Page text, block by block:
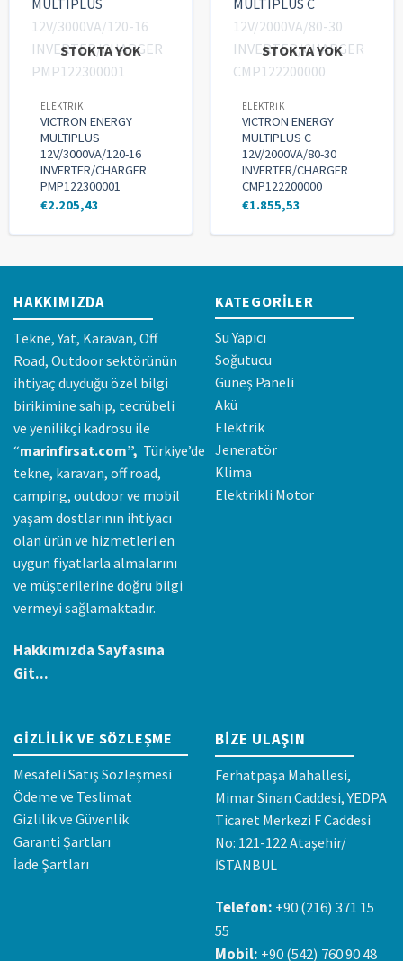
STOKTA YOK
ELEKTRIK
VICTRON ENERGY
MULTIPLUS
12V/3000VA/120-16
INVERTER/CHARGER
PMP122300001
€2.205,43
STOKTA YOK
ELEKTRIK
VICTRON ENERGY
MULTIPLUS C
12V/2000VA/80-30
INVERTER/CHARGER
CMP122200000
€1.855,53
HAKKIMIZDA
Tekne, Yat, Karavan, Off
Road, Outdoor sektörünün
ihtiyaç duyduğu özel bilgi
birikimine sahip, tecrübeli
ve yenilikçi kadrosu ile
“marinfirsat.com”, Türkiye’de
tekne, karavan, off road,
camping, outdoor ve mobil
yaşam dostlarının ihtiyacı
olan ürün ve hizmetleri en
uygun fiyatlarla almalarını
ve müşterilerine doğru bilgi
vermeyi sağlamaktadır.
Hakkımızda Sayfasına
Git...
KATEGORILER
Su Yapıcı
Soğutucu
Güneş Paneli
Akü
Elektrik
Jeneratör
Klima
Elektrikli Motor
GIZLILIK VE SÖZLEŞME
Mesafeli Satış Sözleşmesi
Ödeme ve Teslimat
Gizlilik ve Güvenlik
Garanti Şartları
İade Şartları
BIZE ULAŞIN
Ferhatpaşa Mahallesi,
Mimar Sinan Caddesi, YEDPA
Ticaret Merkezi F Caddesi
No: 121-122 Ataşehir/
İSTANBUL
Telefon: +90 (216) 371 15
55
Mobil: +90 (542) 760 90 48